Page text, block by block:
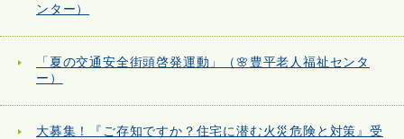
ンター）
「夏の交通安全街頭啓発運動」（🌸豊平老人福祉センタ
ー）
大募集！『ご存知ですか？住宅に潜む火災危険と対策』受